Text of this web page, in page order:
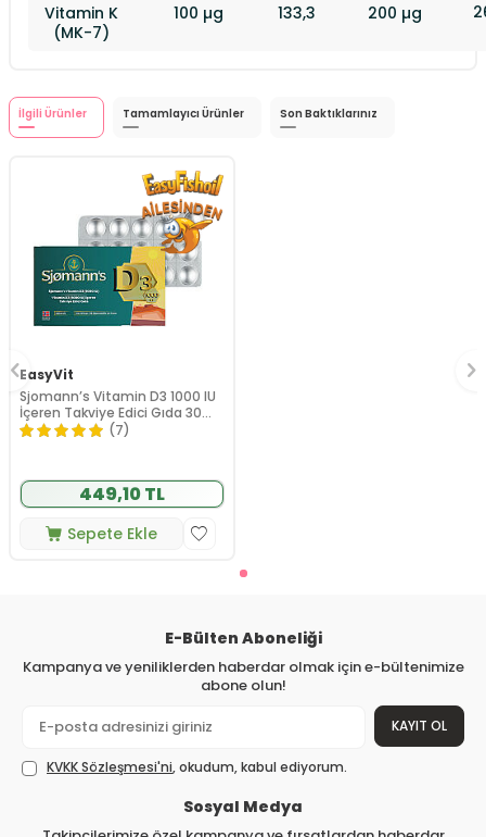
Vitamin K
(MK-7)
100 µg 133,3 200 µg
İlgili Ürünler Tamamlayıcı Ürünler Son Baktıklarınız
EasyVit
Sjomann’s Vitamin D3 1000 IU
İçeren Takviye Edici Gıda 30
Adet Çiğnenebilir Jel Form
(7)
449,10 TL
Sepete Ekle
E-Bülten Aboneliği
Kampanya ve yeniliklerden haberdar olmak için e-bültenimize
abone olun!
KAYIT OL
KVKK Sözleşmesi'ni, okudum, kabul ediyorum.
Sosyal Medya